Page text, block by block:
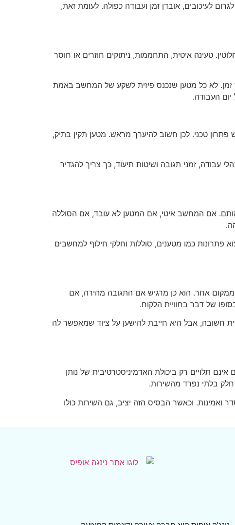
לעיכובים, אובדן זמן ועבודה כפולה. לעומת זאת,
טעינה איטית, התחממות, ניתוקים חוזרים או חוסר
זמן. לא כל מטען שנכנס פיזית לשקע של המחשב באמת
העבודה.
טכני. לכן חשוב להיערך מראש. מטען תקין בתיק,
עבודה, זמני תגובה ושיטות תיעוד, כך צריך להגדיר
אותם. אם המחשב איטי, אם המטען לא עובד, אם הסוללה
פתרונות כמו מטענים, סוללות וחלקי חילוף למחשבים
אחר. הוא כן מרגיש אם התגובה מהירה, אם
של דבר בחוויית הלקוח.
חשובה, אבל היא חייבת להישען על ציוד שמאפשר לה
תלויים רק ביכולת האדמיניסטרטיבית של נותן
חלק בלתי נפרד מהשירות.
ואמינות. וכאשר הבסיס הזה יציב, גם השירות כולו